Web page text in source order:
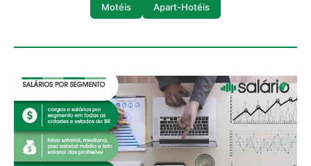
Motéis Apart-Hotéis